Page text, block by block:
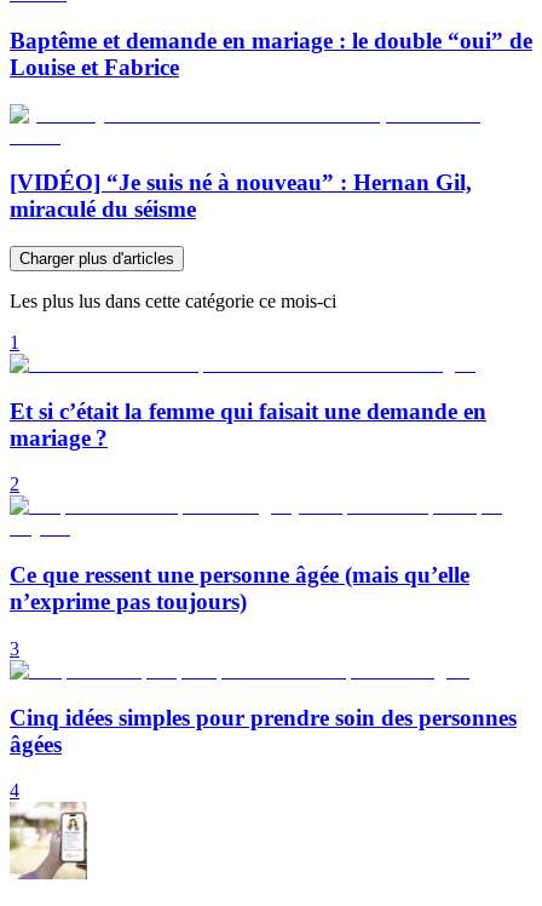
Baptême et demande en mariage : le double “oui” de
Louise et Fabrice
[VIDÉO] “Je suis né à nouveau” : Hernan Gil,
miraculé du séisme
Charger plus d'articles
Les plus lus dans cette catégorie ce mois-ci
1
Et si c’était la femme qui faisait une demande en
mariage ?
2
Ce que ressent une personne âgée (mais qu’elle
n’exprime pas toujours)
3
Cinq idées simples pour prendre soin des personnes
âgées
4